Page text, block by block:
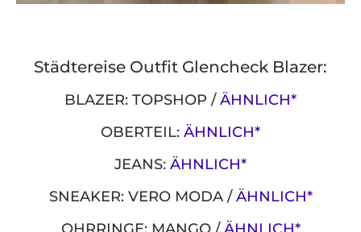
Städtereise Outfit Glencheck Blazer:
BLAZER: TOPSHOP /ÄHNLICH*
OBERTEIL: ÄHNLICH*
JEANS: ÄHNLICH*
SNEAKER: VERO MODA /ÄHNLICH*